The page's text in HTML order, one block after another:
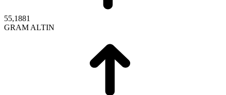
55,1881
GRAM ALTIN